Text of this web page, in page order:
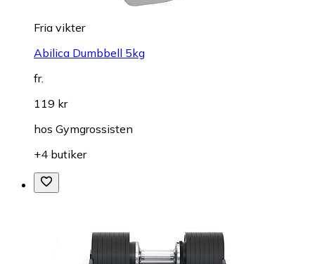
Fria vikter
Abilica Dumbbell 5kg
fr.
119 kr
hos Gymgrossisten
+4 butiker